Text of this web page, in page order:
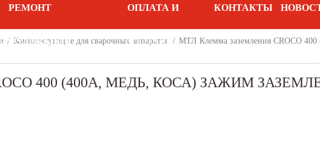
РЕМОНТ ОПЛАТА И
ДОСТАВКА
КОНТАКТЫ
/ Комплектующие для сварочных аппаратов / МТЛ Клемма заземления CROCO
400 (400А, МЕДЬ, КОСА) ЗАЖИМ